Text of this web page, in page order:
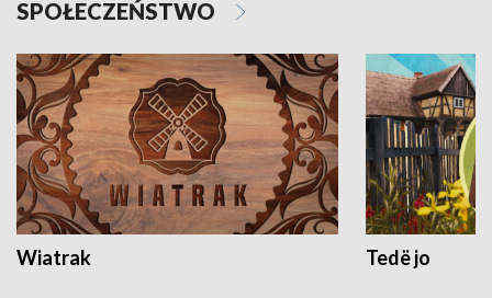
SPOŁECZEŃSTWO
Wiatrak Tedë jo